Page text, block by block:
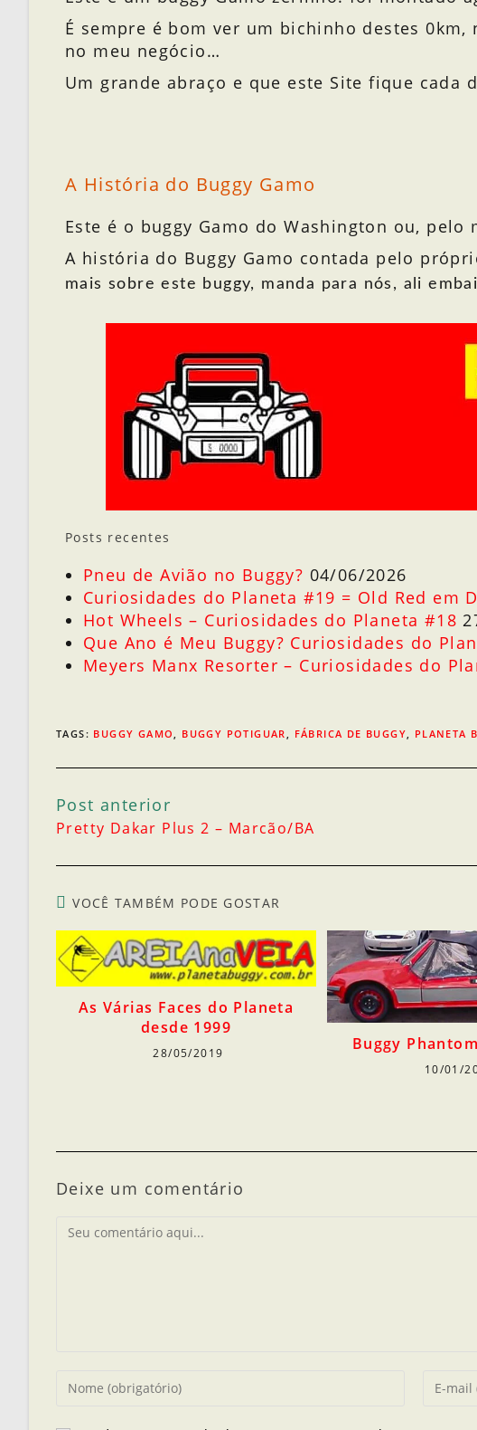
É sempre é bom ver um bichinho destes
no meu negócio…
Um grande abraço e que este Site fique
A História do Buggy Gamo
Este é o buggy Gamo do Washington ou,
A história do Buggy Gamo contada pelo
mais sobre este buggy, manda para nós, ali
Posts recentes
Pneu de Avião no Buggy? 04/06/2026
Curiosidades do Planeta #19 = Old Red em
Hot Wheels – Curiosidades do Planeta #18
Que Ano é Meu Buggy? Curiosidades do
Meyers Manx Resorter – Curiosidades do
TAGS: BUGGY GAMO, BUGGY POTIGUAR, FÁBRICA DE BUGGY, PLANETA
Post anterior
Pretty Dakar Plus 2 – Marcão/BA
VOCÊ TAMBÉM PODE GOSTAR
As Várias Faces do Planeta
desde 1999
28/05/2019 Buggy
10/01/
Deixe um comentário